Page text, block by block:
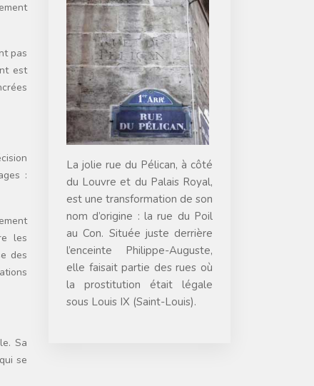
pas
est
:
les
des
Sa
se
La jolie rue du Pélican, à côté
du Louvre et du Palais Royal,
est une transformation de son
nom d’origine : la rue du Poil
au Con. Située juste derrière
l’enceinte Philippe-Auguste,
elle faisait partie des rues où
la prostitution était légale
sous Louis IX (Saint-Louis).